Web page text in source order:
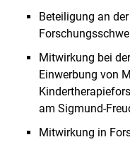
Beteiligung an
Mitwirkung bei
Einwerbung von
am Sigmund-
Mitwirkung in